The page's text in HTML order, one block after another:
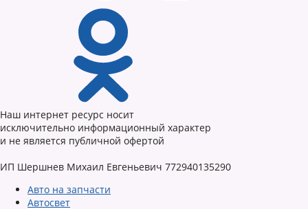
Наш интернет ресурс носит
исключительно информационный характер
и не является публичной офертой
ИП Шершнев Михаил Евгеньевич 772940135290
Авто на запчасти
Автосвет